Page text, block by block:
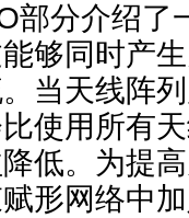
部分介绍了
够同时产
当天线阵
使用所有
低。为提
形网络中